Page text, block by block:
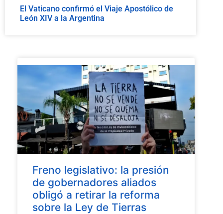
El Vaticano confirmó el Viaje Apostólico de
León XIV a la Argentina
Freno legislativo: la presión
de gobernadores aliados
obligó a retirar la reforma
sobre la Ley de Tierras